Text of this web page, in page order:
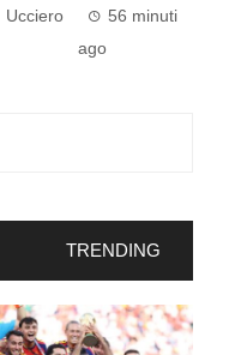
Demetrio Oriolo
ore ago
TRENDING